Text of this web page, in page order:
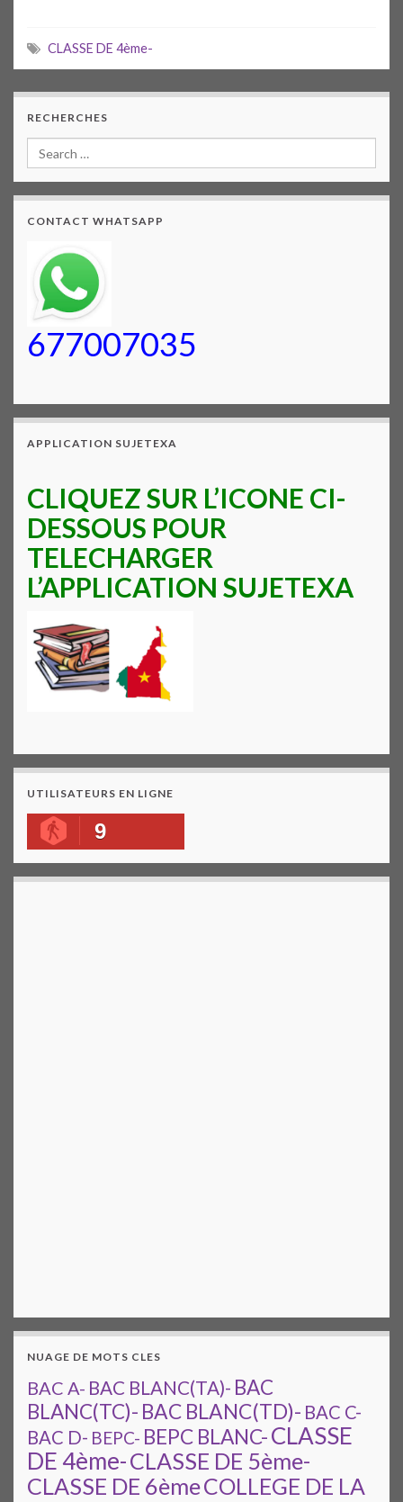
CLASSE DE 4ème-
RECHERCHES
CONTACT WHATSAPP
677007035
APPLICATION SUJETEXA
CLIQUEZ SUR L’ICONE CI-
DESSOUS POUR
TELECHARGER
L’APPLICATION SUJETEXA
UTILISATEURS EN LIGNE
9
NUAGE DE MOTS CLES
BAC A- BAC BLANC(TA)- BAC
BLANC(TC)- BAC BLANC(TD)- BAC C-
BAC D- BEPC- BEPC BLANC-CLASSE
DE 4ème-CLASSE DE 5ème-
CLASSE DE 6èmeCOLLEGE DE LA